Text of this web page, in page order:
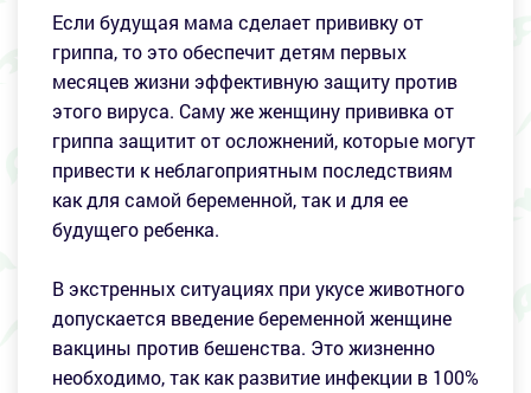
Если будущая мама сделает прививку от
гриппа, то это обеспечит детям первых
месяцев жизни эффективную защиту против
этого вируса. Саму же женщину прививка от
гриппа защитит от осложнений, которые могут
привести к неблагоприятным последствиям
как для самой беременной, так и для ее
будущего ребенка.
В экстренных ситуациях при укусе животного
допускается введение беременной женщине
вакцины против бешенства. Это жизненно
необходимо, так как развитие инфекции в 100%